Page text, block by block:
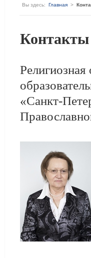
Вы здесь: Главная >
Контакты
«Санкт-